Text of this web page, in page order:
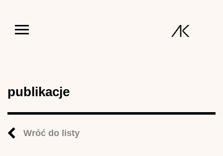
publikacje
Wróć do listy